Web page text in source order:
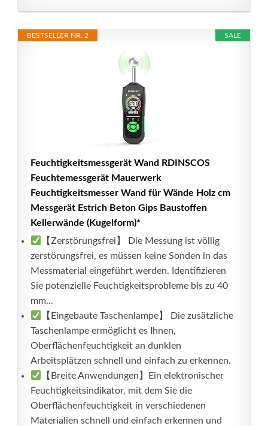
SALE
BESTSELLER NR. 2
Feuchtigkeitsmessgerät Wand RDINSCOS
Feuchtemessgerät Mauerwerk
Feuchtigkeitsmesser Wand für Wände Holz cm
Messgerät Estrich Beton Gips Baustoffen
Kellerwände (Kugelform)*
【Zerstörungsfrei】 Die Messung ist völlig
zerstörungsfrei, es müssen keine Sonden in das
Messmaterial eingeführt werden. Identifizieren
Sie potenzielle Feuchtigkeitsprobleme bis zu 40
mm...
【Eingebaute Taschenlampe】 Die zusätzliche
Taschenlampe ermöglicht es Ihnen,
Oberflächenfeuchtigkeit an dunklen
Arbeitsplätzen schnell und einfach zu erkennen.
【Breite Anwendungen】Ein elektronischer
Feuchtigkeitsindikator, mit dem Sie die
Oberflächenfeuchtigkeit in verschiedenen
Materialien schnell und einfach erkennen und